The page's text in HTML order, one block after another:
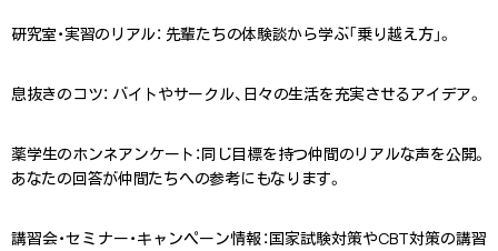
研究室・実習のリアル： 先輩たちの体験談から学ぶ「乗り越え方」。
息抜きのコツ： バイトやサークル、日々の生活を充実させるアイデア。
薬学生のホンネアンケート ：同じ目標を持つ仲間のリアルな声を公開。
あなたの回答が仲間たちへの参考にもなります。
講習会・セミナー・キャンペーン情報：国家試験対策やCBT対策の講習